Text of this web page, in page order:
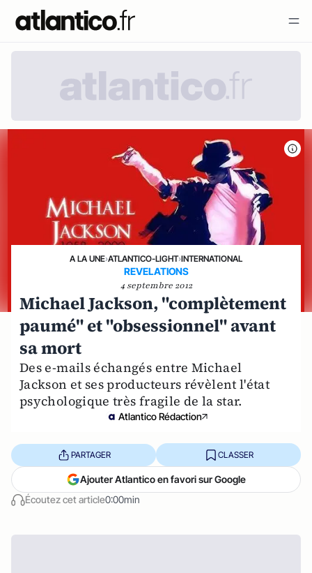
A LA UNE›ATLANTICO-LIGHT›INTERNATIONAL
REVELATIONS
4 septembre 2012
Michael Jackson, "complètement
paumé" et "obsessionnel" avant
sa mort
Des e-mails échangés entre Michael
Jackson et ses producteurs révèlent l'état
psychologique très fragile de la star.
Atlantico Rédaction
Écoutez cet article0:00min
PARTAGER CLASSER
Ajouter Atlantico en favori sur Google